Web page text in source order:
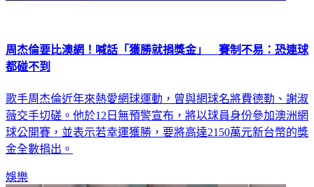
周杰倫要比澳網！喊話「獲勝就捐獎金」 賽制不易：恐連球
都碰不到
歌手周杰倫近年來熱愛網球運動，曾與網球名將費德勒、謝淑
薇交手切磋。他於12日無預警宣布，將以球員身份參加澳洲網
球公開賽，並表示若幸運獲勝，要將高達2150萬元新台幣的獎
金全數捐出。
娛樂